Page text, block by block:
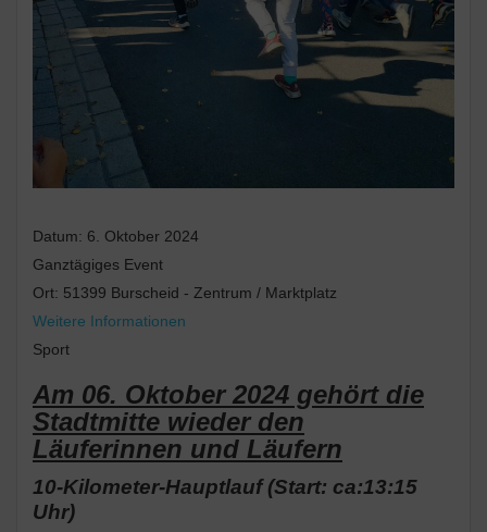
Datum: 6. Oktober 2024
Ganztägiges Event
Ort: 51399 Burscheid - Zentrum / Marktplatz
Weitere Informationen
Sport
Am 06. Oktober 2024 gehört die
Stadtmitte wieder den
Läuferinnen und Läufern
10-Kilometer-Hauptlauf (Start: ca:13:15
Uhr)